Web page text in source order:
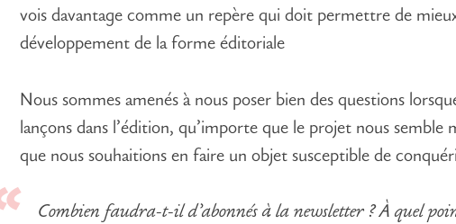
vois davantage comme un repère qui doit permettre de
développement de la forme éditoriale
Nous sommes amenés à nous poser bien des questions
lançons dans l’édition, qu’importe que le projet nous semble
que nous souhaitions en faire un objet susceptible de
Combien faudra-t-il d’abonnés à la newsletter ? À quel